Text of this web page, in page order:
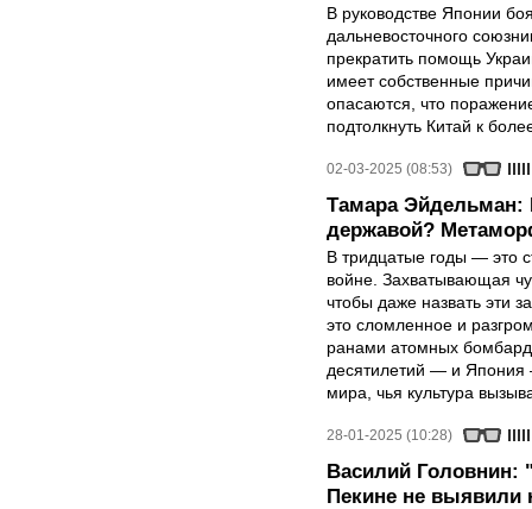
В руководстве Японии
дальневосточного
прекратить помощь
имеет собственные
опасаются, что
подтолкнуть Китай к
02-03-2025 (08:53)
Тамара Эйдельман:
державой?
В тридцатые годы — это
войне. Захватывающая
чтобы даже назвать эти
это сломленное и
ранами атомных
десятилетий — и Япония
мира, чья культура
28-01-2025 (10:28)
Василий Головнин:
Пекине не выявили